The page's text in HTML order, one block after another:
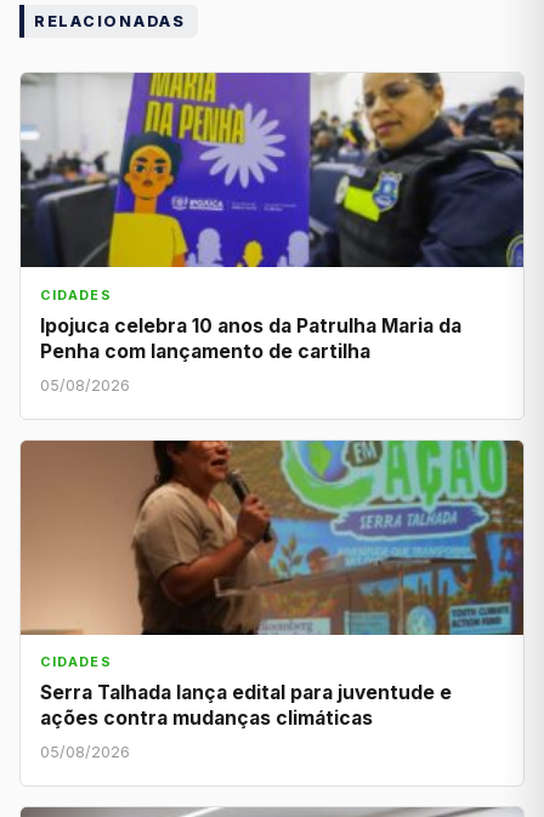
RELACIONADAS
CIDADES
Ipojuca celebra 10 anos da Patrulha Maria da
Penha com lançamento de cartilha
05/08/2026
CIDADES
Serra Talhada lança edital para juventude e
ações contra mudanças climáticas
05/08/2026